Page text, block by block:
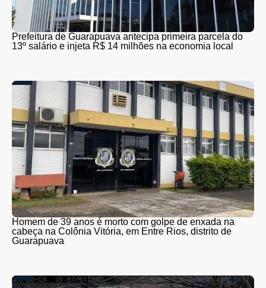
Prefeitura de Guarapuava antecipa primeira parcela do
13º salário e injeta R$ 14 milhões na economia local
Homem de 39 anos é morto com golpe de enxada na
cabeça na Colônia Vitória, em Entre Rios, distrito de
Guarapuava